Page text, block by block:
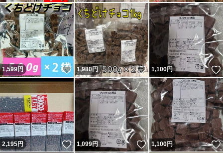
1,599円 いいね！
1,980円 いいね！
1,100円
2,195円 いいね！
1,099円 いいね！
1,100円